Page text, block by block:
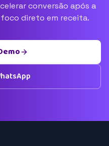
conversão após a
direto em receita.